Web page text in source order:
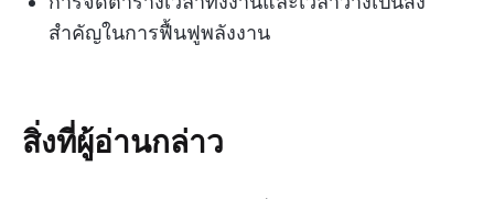
สำคัญในการฟื้นฟูพลังงาน
สิ่งที่ผู้อ่านกล่าว